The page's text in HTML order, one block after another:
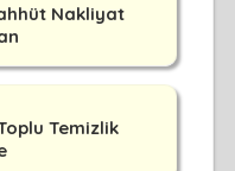
Nakliyat
Temizlik